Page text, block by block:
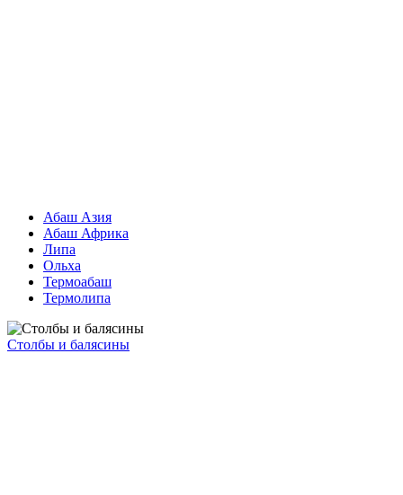
Абаш Азия
Абаш Африка
Липа
Ольха
Термоабаш
Термолипа
Столбы и балясины